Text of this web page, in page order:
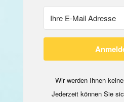
Wir werden Ihnen
Jederzeit können Sie